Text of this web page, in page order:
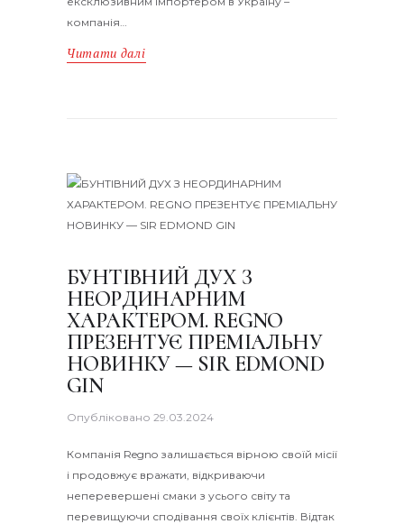
компанія…
Читати далі
БУНТІВНИЙ ДУХ З
НЕОРДИНАРНИМ
ХАРАКТЕРОМ. REGNO
ПРЕЗЕНТУЄ ПРЕМІАЛЬНУ
НОВИНКУ — SIR EDMOND
GIN
Опубліковано 29.03.2024
Компанія Regno залишається вірною своїй місії
і продовжує вражати, відкриваючи
неперевершені смаки з усього світу та
перевищуючи сподівання своїх клієнтів. Відтак